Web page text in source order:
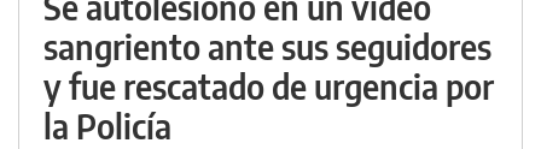
sangriento ante sus seguidores
y fue rescatado de urgencia por
la Policía